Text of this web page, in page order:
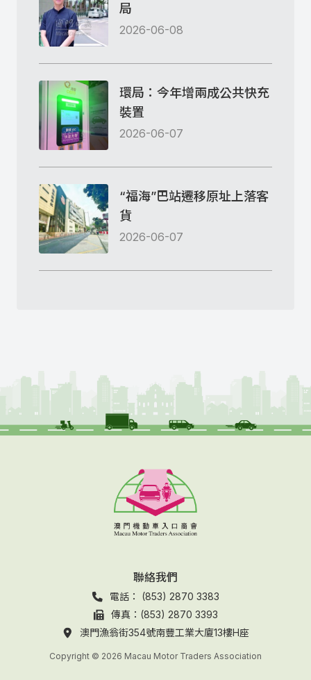
局
2026-06-08
環局：今年增兩成公共快充
裝置
2026-06-07
“福海”巴站遷移原址上落客
貨
2026-06-07
聯絡我們
電話： (853) 2870 3383
傳真：(853) 2870 3393
澳門漁翁街354號南豐工業大廈13樓H座
Copyright © 2026 Macau Motor Traders Association